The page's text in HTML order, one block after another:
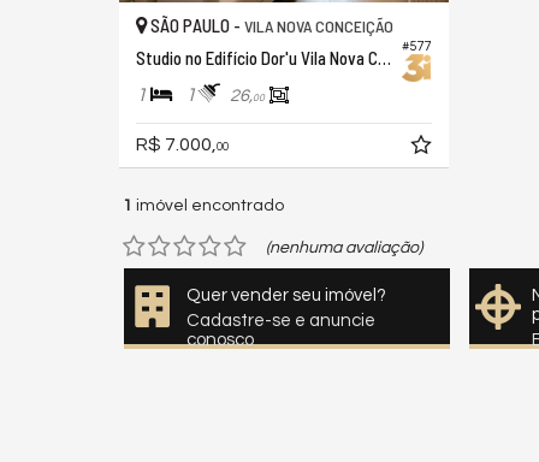
#577
SÃO PAULO - VILA NOVA CONCEIÇÃO
Studio no Edifício Dor'u Vila Nova Conceição
1 1 26,00
R$ 7.000, 00
1 imóvel encontrado
(nenhuma avaliação)
Quer vender seu imóvel?
Cadastre-se e anuncie
conosco